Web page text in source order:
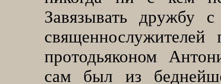
Завязывать дружбу
протодьяконом
сам был из